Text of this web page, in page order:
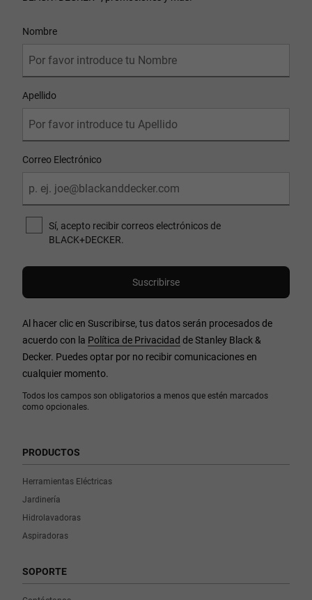
Todos los campos son obligatorios a menos que estén marcados
como opcionales.
Nombre
Apellido
Correo Electrónico
Sí, acepto recibir correos electrónicos de
BLACK+DECKER.
Al hacer clic en Suscribirse, tus datos serán procesados de
acuerdo con la Política de Privacidad de Stanley Black &
Decker. Puedes optar por no recibir comunicaciones en
cualquier momento.
PRODUCTOS
Herramientas Eléctricas
Jardinería
Hidrolavadoras
Aspiradoras
SOPORTE